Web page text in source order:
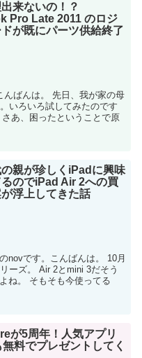
来ないの！？
Pro Late 2011 のロジ
が既にパーツ供給終了
ばんは。 先日、我が家の母
いろいろ試してみたのです
あ、困ったということで原
の親が珍しくiPadに興味
のでiPad Air 2への買
浮上してきた話
novです。こんばんは。 10月
ーズ。 Air 2とmini 3だそう
ね。 そもそも今使ってる
が5周年！人気アプリ
料でプレゼントしてく